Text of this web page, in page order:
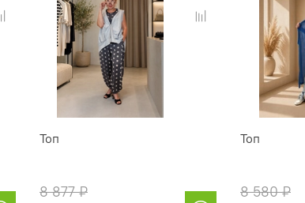
Топ
8 877 ₽
Топ
8 580 ₽